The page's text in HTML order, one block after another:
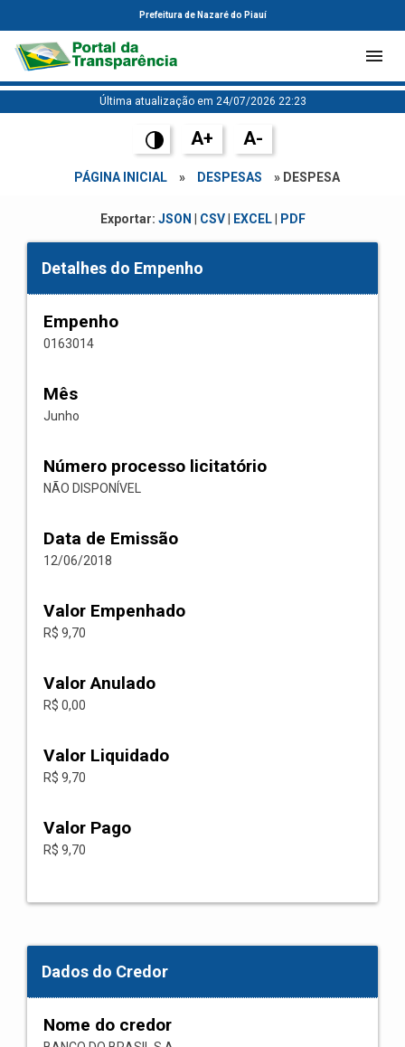
Prefeitura de Nazaré do Piauí
Última atualização em 24/07/2026 22:23
A+ A-
PÁGINA INICIAL » DESPESAS » DESPESA
Exportar: JSON CSV| EXCEL| PDF
Detalhes do Empenho
Empenho
0163014
Mês
Junho
Número processo licitatório
NÃO DISPONÍVEL
Data de Emissão
12/06/2018
Valor Empenhado
R$ 9,70
Valor Anulado
R$ 0,00
Valor Liquidado
R$ 9,70
Valor Pago
R$ 9,70
Dados do Credor
Nome do credor